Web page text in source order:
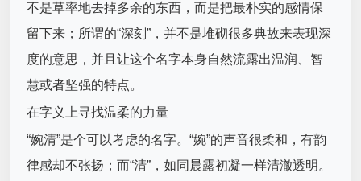
不是草率地去掉多余的东西，而是把最朴实的感情保
留下来；所谓的“深刻”，并不是堆砌很多典故来表现深
度的意思，并且让这个名字本身自然流露出温润、智
慧或者坚强的特点。
在字义上寻找温柔的力量
“婉清”是个可以考虑的名字。“婉”的声音很柔和，有韵
律感却不张扬；而“清”，如同晨露初凝一样清澈透明。